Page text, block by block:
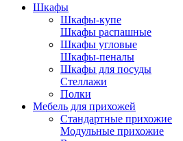
Шкафы
Шкафы-купе
Шкафы распашные
Шкафы угловые
Шкафы-пеналы
Шкафы для посуды
Стеллажи
Полки
Мебель для прихожей
Стандартные прихожие
Модульные прихожие